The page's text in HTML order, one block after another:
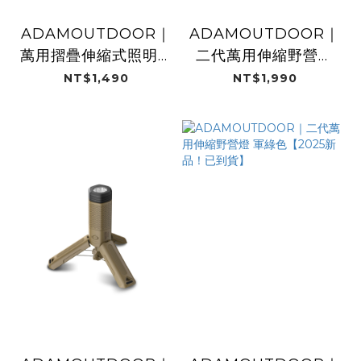
ADAMOUTDOOR｜
萬用摺疊伸縮式照明燈
軍用綠【 現貨火熱供
NT$1,490
ADAMOUTDOOR｜
二代萬用伸縮野營燈
黑色【2025新品！已
NT$1,990